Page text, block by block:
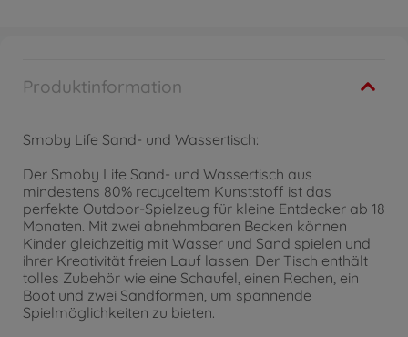
Produktinformation
Smoby Life Sand- und Wassertisch:
Der Smoby Life Sand- und Wassertisch aus
mindestens 80% recyceltem Kunststoff ist das
perfekte Outdoor-Spielzeug für kleine Entdecker ab 18
Monaten. Mit zwei abnehmbaren Becken können
Kinder gleichzeitig mit Wasser und Sand spielen und
ihrer Kreativität freien Lauf lassen. Der Tisch enthält
tolles Zubehör wie eine Schaufel, einen Rechen, ein
Boot und zwei Sandformen, um spannende
Spielmöglichkeiten zu bieten.